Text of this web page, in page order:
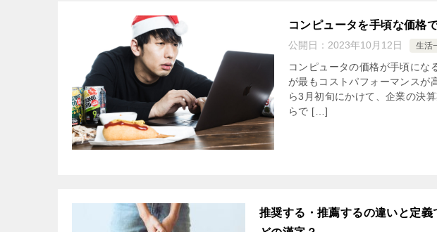
コンピュータを手頃な価格
公開日： 2023年10月12日 生活
コンピュータの価格が手頃にな
が最もコストパフォーマンスが
ら3月初旬にかけて、企業の決
らで […]
推奨する・推薦するの違いと定